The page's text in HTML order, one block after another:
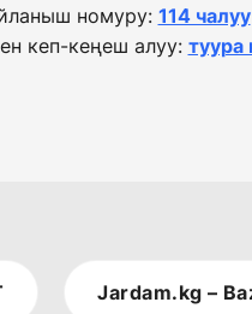
номуру: 114 чалуу
кеп-кеңеш алуу: туура
Jardam.kg –